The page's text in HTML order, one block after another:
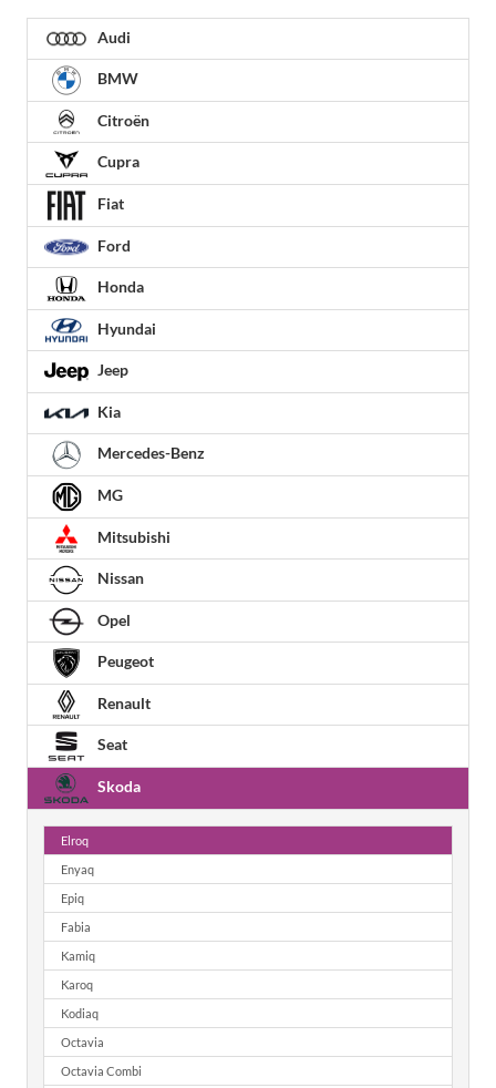
Audi
BMW
Citroën
Cupra
Fiat
Ford
Honda
Hyundai
Jeep
Kia
Mercedes-Benz
MG
Mitsubishi
Nissan
Opel
Peugeot
Renault
Seat
Skoda
Elroq
Enyaq
Epiq
Fabia
Kamiq
Karoq
Kodiaq
Octavia
Octavia Combi